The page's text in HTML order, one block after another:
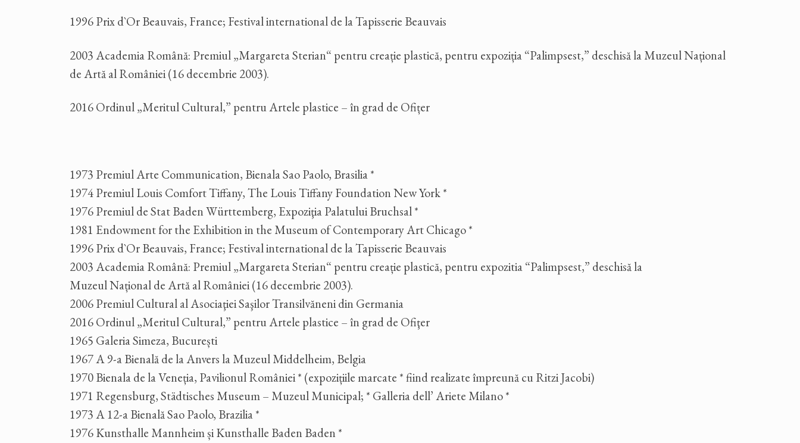
1996 Prix d`Or Beauvais, France; Festival international de la Tapisserie Beauvais
2003 Academia Română: Premiul „Margareta Sterian“ pentru creație plastică, pentru expoziția “Palimpsest,” deschisă la Muzeul Național
de Artă al României (16 decembrie 2003).
2016 Ordinul „Meritul Cultural,” pentru Artele plastice – în grad de Ofițer
1973 Premiul Arte Communication, Bienala Sao Paolo, Brasilia *
1974 Premiul Louis Comfort Tiffany, The Louis Tiffany Foundation New York *
1976 Premiul de Stat Baden Württemberg, Expoziţia Palatului Bruchsal *
1981 Endowment for the Exhibition in the Museum of Contemporary Art Chicago *
1996 Prix d`Or Beauvais, France; Festival international de la Tapisserie Beauvais
2003 Academia Română: Premiul „Margareta Sterian“ pentru creație plastică, pentru expozitia “Palimpsest,” deschisă la
Muzeul Național de Artă al României (16 decembrie 2003).
2006 Premiul Cultural al Asociaţiei Saşilor Transilvăneni din Germania
2016 Ordinul „Meritul Cultural,” pentru Artele plastice – în grad de Ofiţer
1965 Galeria Simeza, București
1967 A 9-a Bienală de la Anvers la Muzeul Middelheim, Belgia
1970 Bienala de la Veneția, Pavilionul României * (expozițiile marcate * fiind realizate împreună cu Ritzi Jacobi)
1971 Regensburg, Städtisches Museum – Muzeul Municipal; * Galleria dell’ Ariete Milano *
1973 A 12-a Bienală Sao Paolo, Brazilia *
1976 Kunsthalle Mannheim și Kunsthalle Baden Baden *